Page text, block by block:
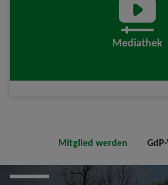
Mediathek
Mitglied werden